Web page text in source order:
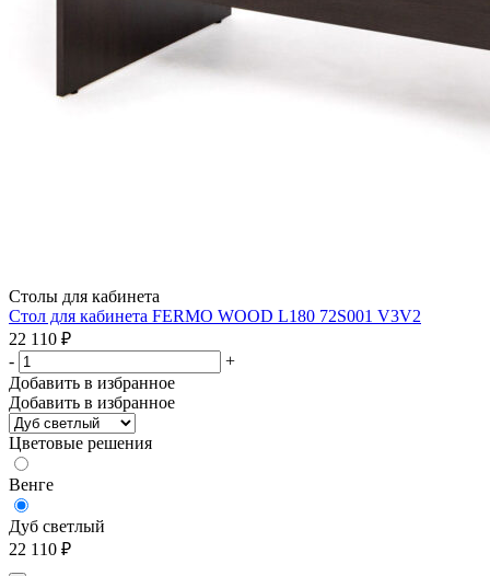
Столы для кабинета
Стол для кабинета FERMO WOOD L180 72S001 V3V2
22 110 ₽
-
+
Добавить в избранное
Добавить в избранное
Цветовые решения
Венге
Дуб светлый
22 110 ₽